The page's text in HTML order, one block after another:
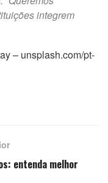
integrem
– unsplash.com/pt-
entenda melhor